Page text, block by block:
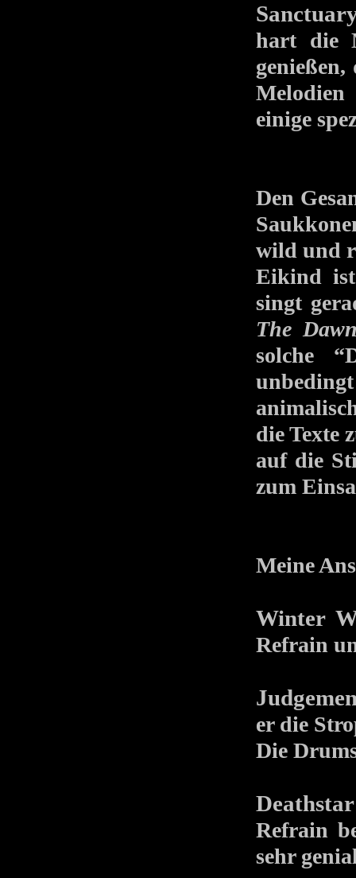
hart die
einige
Den
wild und
Eikind
singt
The
solche
die Texte
auf die
zum
Meine
Winter
Refrain
er die
Die
Refrain
sehr